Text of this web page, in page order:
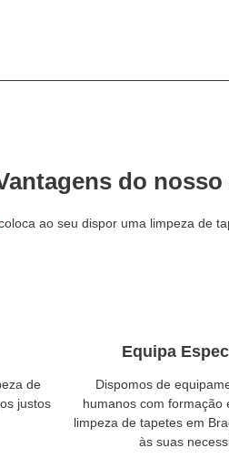
do
ao seu dispor uma limpeza de
de
justos
Equipa
Dispomos de
humanos com formação
limpeza de tapetes em
às suas